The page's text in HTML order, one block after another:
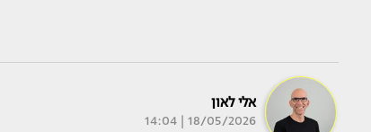
אלי לאון
18/05/2026 | 14:04